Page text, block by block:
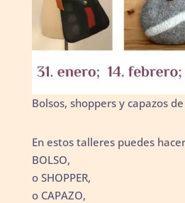
Bolsos, shoppers y capazos
En estos talleres puedes
BOLSO,
o SHOPPER,
o CAPAZO,